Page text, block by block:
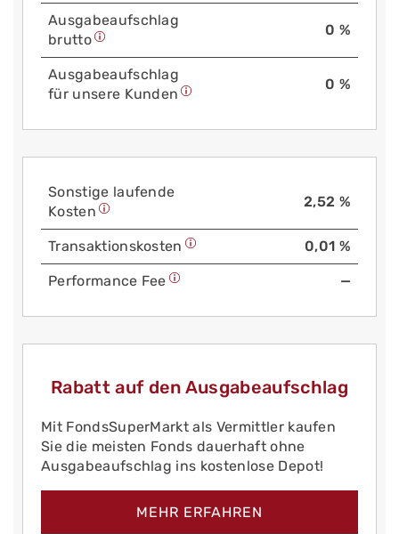
Aus­gabe­auf­schlag
brutto
0 %
Aus­gabe­auf­schlag
für unsere Kunden
0 %
Sonstige laufende
Kosten
2,52 %
Trans­aktions­kosten 0,01 %
Performance Fee —
Rabatt auf den Ausgabeaufschlag
Mit FondsSuperMarkt als Vermittler kaufen
Sie die meisten Fonds dauerhaft ohne
Ausgabeaufschlag ins kostenlose Depot!
MEHR ERFAHREN